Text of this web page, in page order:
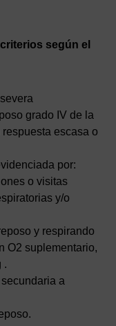
según el
grado IV de la
escasa o
por:
o visitas
y/o
y respirando
O2 suplementario,
.
a